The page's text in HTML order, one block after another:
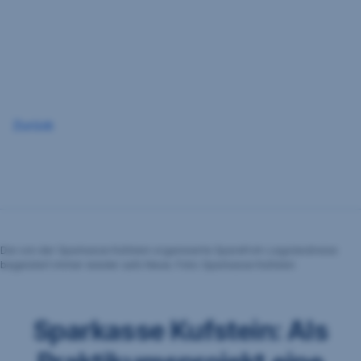
Die von der Sparkasse Kufstein organisierte Sparefroh-Legolandreise
begeistert immer wieder aufs Neue. Foto: Sparkasse Kufstein
Sparkasse Kufstein: Als